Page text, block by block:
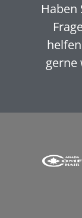
Haben
gerne